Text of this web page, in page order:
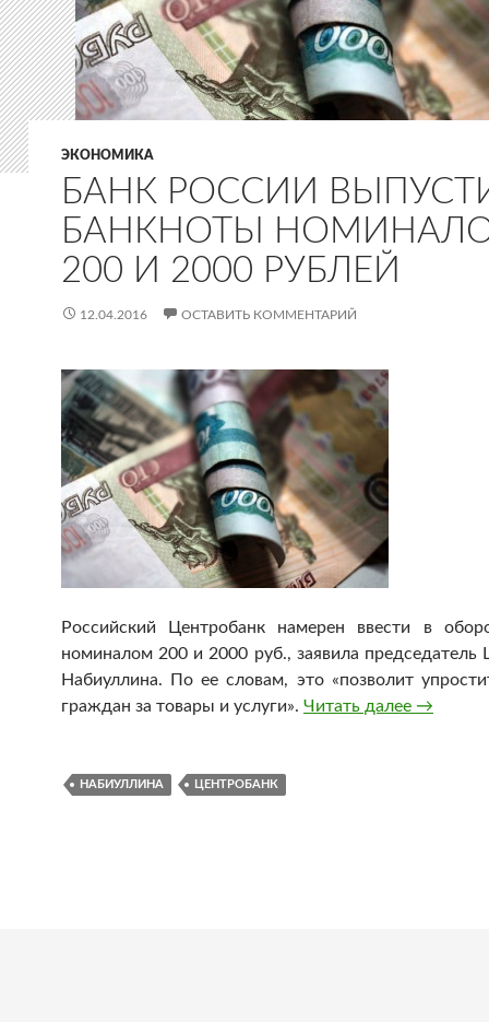
ЭКОНОМИКА
БАНК РОССИИ
БАНКНОТЫ
200 И 2000 РУБЛЕЙ
12.04.2016 ОСТАВИТЬ КОММЕНТАРИЙ
Российский Центробанк намерен ввести в
номиналом 200 и 2000 руб., заявила председатель
Набиуллина. По ее словам, это «позволит
граждан за товары и услуги». Читать далее Банк
→
НАБИУЛЛИНА ЦЕНТРОБАНК